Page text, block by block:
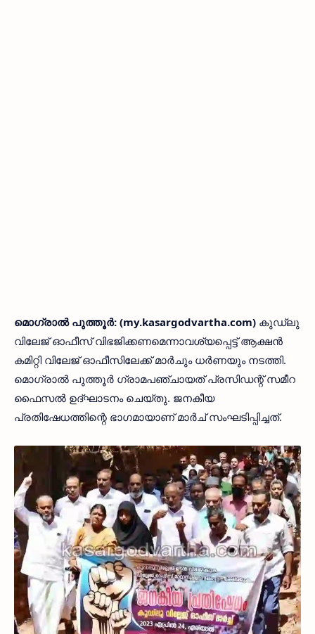
മൊഗ്രാല്‍ പുത്തൂര്‍: (my.kasargodvartha.com) കുഡ്ലു
വിലേജ് ഓഫീസ് വിഭജിക്കണമെന്നാവശ്യപ്പെട്ട് ആക്ഷന്‍
കമിറ്റി വിലേജ് ഓഫീസിലേക്ക് മാര്‍ചും ധര്‍ണയും നടത്തി.
മൊഗ്രാല്‍ പുത്തൂര്‍ ഗ്രാമപഞ്ചായത് പ്രസിഡന്റ് സമീറ
ഫൈസല്‍ ഉദ്ഘാടനം ചെയ്തു. ജനകീയ
പ്രതിഷേധത്തിന്റെ ഭാഗമായാണ് മാര്‍ച് സംഘടിപ്പിച്ചത്.